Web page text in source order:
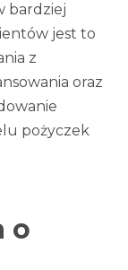
bardziej
jest to
z
oraz
pożyczek
o